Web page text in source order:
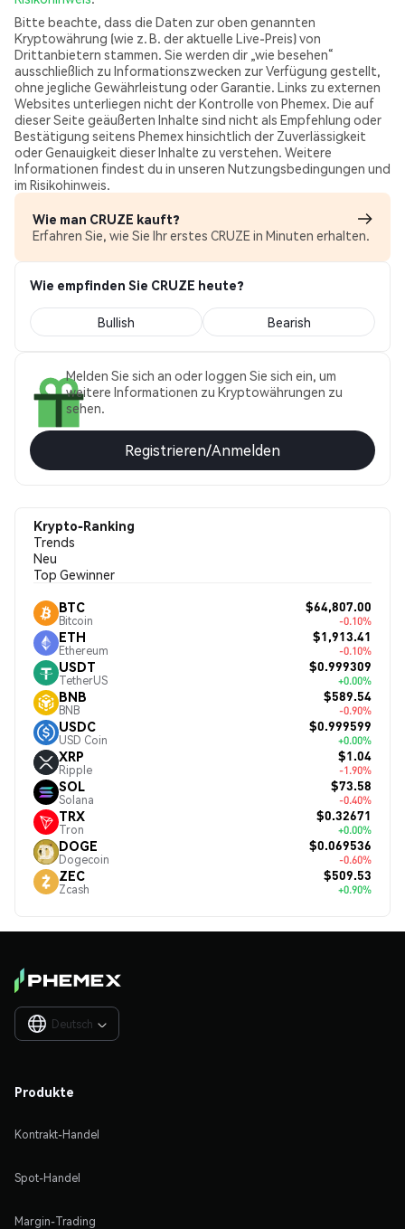
Bitte beachte, dass die Daten zur oben genannten
Kryptowährung (wie z. B. der aktuelle Live-Preis) von
Drittanbietern stammen. Sie werden dir „wie besehen“
ausschließlich zu Informationszwecken zur Verfügung gestellt,
ohne jegliche Gewährleistung oder Garantie. Links zu externen
Websites unterliegen nicht der Kontrolle von Phemex. Die auf
dieser Seite geäußerten Inhalte sind nicht als Empfehlung oder
Bestätigung seitens Phemex hinsichtlich der Zuverlässigkeit
oder Genauigkeit dieser Inhalte zu verstehen. Weitere
Informationen findest du in unseren Nutzungsbedingungen und
im Risikohinweis.
Wie man CRUZE kauft?
Erfahren Sie, wie Sie Ihr erstes CRUZE in Minuten erhalten.
Wie empfinden Sie CRUZE heute?
Bullish Bearish
Melden Sie sich an oder loggen Sie sich ein, um
weitere Informationen zu Kryptowährungen zu
sehen.
Registrieren/Anmelden
Krypto-Ranking
Trends
Neu
Top Gewinner
BTC
Bitcoin
$64,807.00
-0.10%
ETH
Ethereum
$1,913.41
-0.10%
USDT
TetherUS
$0.999309
+0.00%
BNB
BNB
$589.54
-0.90%
USDC
USD Coin
$0.999599
+0.00%
XRP
Ripple
$1.04
-1.90%
SOL
Solana
$73.58
-0.40%
TRX
Tron
$0.32671
+0.00%
DOGE
Dogecoin
$0.069536
-0.60%
ZEC
Zcash
$509.53
+0.90%
Deutsch 
Produkte
Kontrakt-Handel
Spot-Handel
Margin-Trading